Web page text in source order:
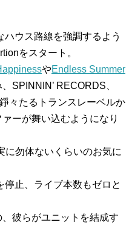
ウス路線を強調するよう
をスタート。
やEndless Summer
SPINNIN’ RECORDS、
々たるトランスレーベルか
ーが舞い込むようになり
に勿体ないくらいのお気に
停止、ライブ本数もゼロと
彼らがユニットを結成す